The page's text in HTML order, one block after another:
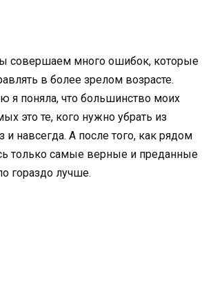
совершаем много ошибок, которые
в более зрелом возрасте.
я поняла, что большинство моих
это те, кого нужно убрать из
и навсегда. А после того, как рядом
только самые верные и преданные
гораздо лучше.